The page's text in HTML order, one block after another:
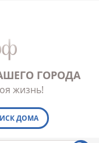
ГОРОДА
жизнь!
ДОМА